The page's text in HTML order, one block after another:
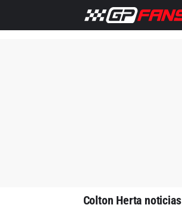
F1 Noticias
Colton Herta noticias